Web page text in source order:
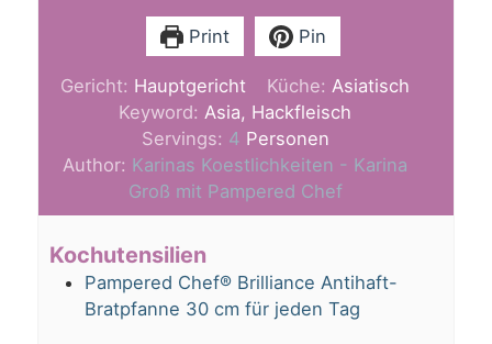
Print Pin
Gericht: Hauptgericht Küche:Asiatisch
Keyword:Asia, Hackfleisch
Servings: 4 Personen
Author: Karinas Koestlichkeiten - Karina
Groß mit Pampered Chef
Kochutensilien
Pampered Chef® Brilliance Antihaft-
Bratpfanne 30 cm für jeden Tag